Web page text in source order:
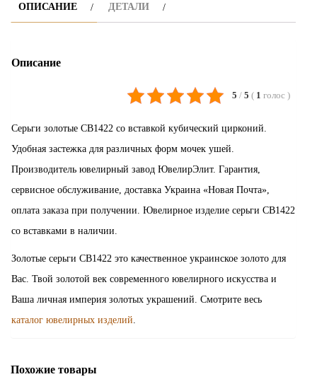
ОПИСАНИЕ ДЕТАЛИ
Описание
5 / 5 ( 1 голос )
Серьги золотые СВ1422 со вставкой кубический цирконий.
Удобная застежка для различных форм мочек ушей.
Производитель ювелирный завод ЮвелирЭлит. Гарантия,
сервисное обслуживание, доставка Украина «Новая Почта»,
оплата заказа при получении. Ювелирное изделие серьги СВ1422
со вставками в наличии.
Золотые серьги СВ1422 это качественное украинское золото для
Вас. Твой золотой век современного ювелирного искусства и
Ваша личная империя золотых украшений. Смотрите весь
каталог ювелирных изделий
Похожие товары